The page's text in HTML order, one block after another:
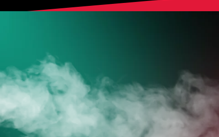
DEINE VAPES
JETZT ZUM ONLINESHOP